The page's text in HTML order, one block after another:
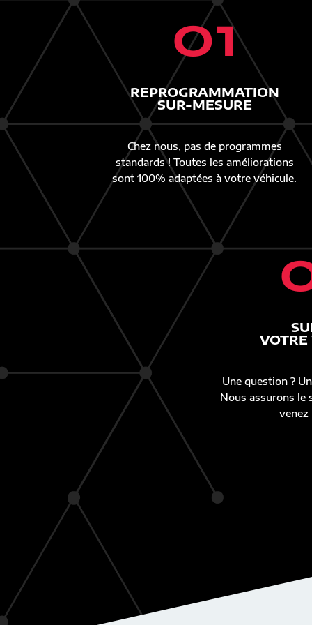
01
REPROGRAMMATION
SUR-MESURE
Chez nous, pas de programmes
standards ! Toutes les améliorations
sont 100% adaptées à votre véhicule.
Une question ?
Nous assurons le
venez